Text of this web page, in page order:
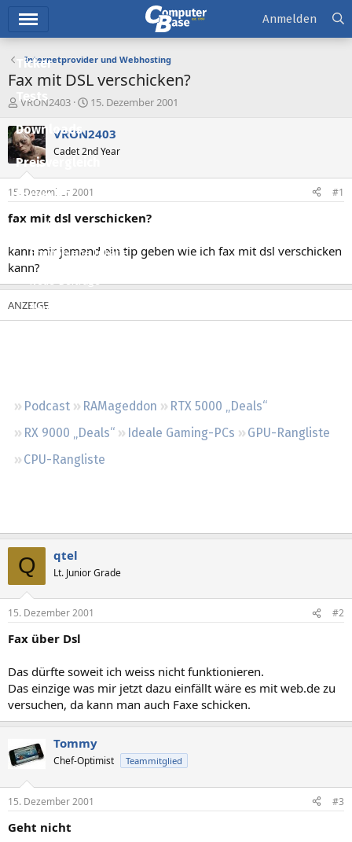
Ticker
Tests
Downloads
Preisvergleich
Forum
Aktuelles
Empfohlene Inhalte
Neue Beiträge
Neueste Aktivitäten
Podcast RAMageddon
RTX 5000 „Deals“
RX 9000 „Deals“
Ideale Gaming-PCs
GPU-Rangliste
CPU-Rangliste
Anmelden
Internetprovider und Webhosting
Fax mit DSL verschicken?
E
s
t
e
e
r
VRON2403
E
s
e
l
t
a
15. Dezember 2001
VRON2403
Cadet 2nd Year
15. Dezember 2001 #1
fax mit dsl verschicken?
kann mir jemand ein tip geben wie ich fax mit dsl verschicken
kann?
Q qtel
Lt. Junior Grade
15. Dezember 2001 #2
Fax über Dsl
Das dürfte soweit ich weiss nicht funktionieren.
Das einzige was mir jetzt dazu einfällt wäre es mit web.de zu
versuchen, da kann man auch Faxe schicken.
Tommy
Chef-Optimist Teammitglied
15. Dezember 2001 #3
Geht nicht